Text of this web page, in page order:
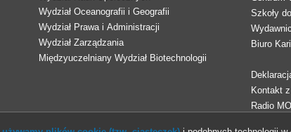
Wydział Oceanografii i Geografii
Wydział Prawa i Administracji
Wydział Zarządzania
Międzyuczelniany Wydział Biotechnologii
Szkoły
Biuro
Kontakt
Radio